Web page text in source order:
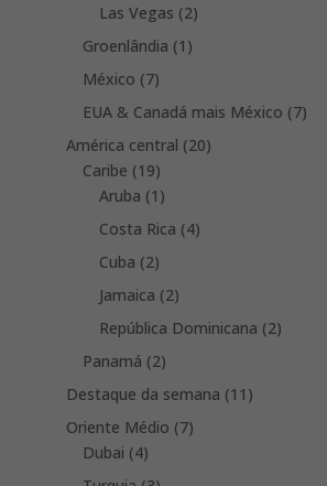
Las Vegas 22
Groenlândia 1 1
México 77
products
EUA & Canadá mais México 77
América central 2020
Caribe 1919
products
Aruba 1 1
product
Costa Rica 44
Cuba 22
products
Jamaica 22
products
República Dominicana 22
Panamá 22
Destaque da semana 11 11
Oriente Médio 77
Dubai 44
products